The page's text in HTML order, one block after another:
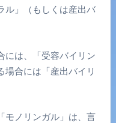
ル」（もしくは産出バ
には、「受容バイリン
場合には「産出バイリ
モノリンガル」は、言